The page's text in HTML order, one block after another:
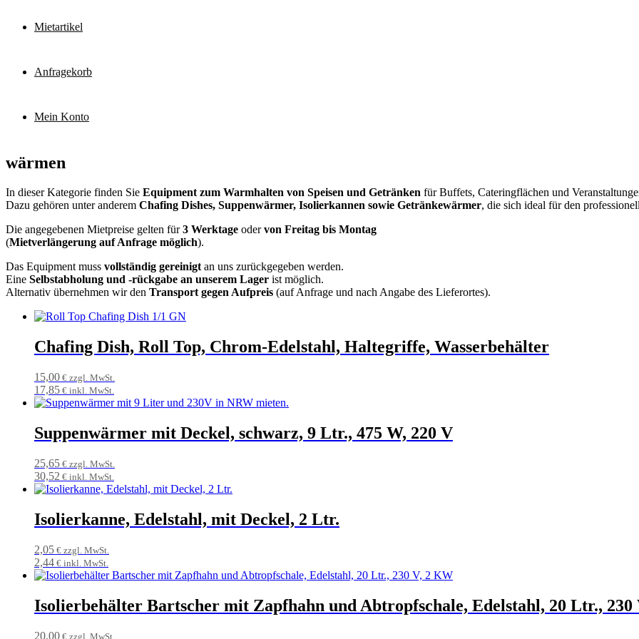
Mietartikel
Anfragekorb
Mein Konto
wärmen
In dieser Kategorie finden Sie Equipment zum Warmhalten von Speisen und Getränken für Buffets, Cateringflächen und
Dazu gehören unter anderem Chafing Dishes, Suppenwärmer, Isolierkannen sowie Getränkewärmer, die sich ideal für den
Die angegebenen Mietpreise gelten für3 Werktage odervon Freitag bis Montag
(Mietverlängerung auf Anfrage möglich).
Das Equipment muss vollständig gereinigtan uns zurückgegeben werden.
Eine Selbstabholung und -rückgabe an unserem Lager ist möglich.
Alternativ übernehmen wir den Transport gegen Aufpreis (auf Anfrage und nach Angabe des Lieferortes).
Chafing Dish, Roll Top, Chrom-Edelstahl, Haltegriffe, Wasserbehälter
15,00 € zzgl. MwSt.
17,85 € inkl. MwSt.
Suppenwärmer mit Deckel, schwarz, 9 Ltr., 475 W, 220 V
25,65 € zzgl. MwSt.
30,52 € inkl. MwSt.
Isolierkanne, Edelstahl, mit Deckel, 2 Ltr.
2,05 € zzgl. MwSt.
2,44 € inkl. MwSt.
Isolierbehälter Bartscher mit Zapfhahn und Abtropfschale, Edelstahl, 20 Ltr., 230
20,00 € zzgl. MwSt.